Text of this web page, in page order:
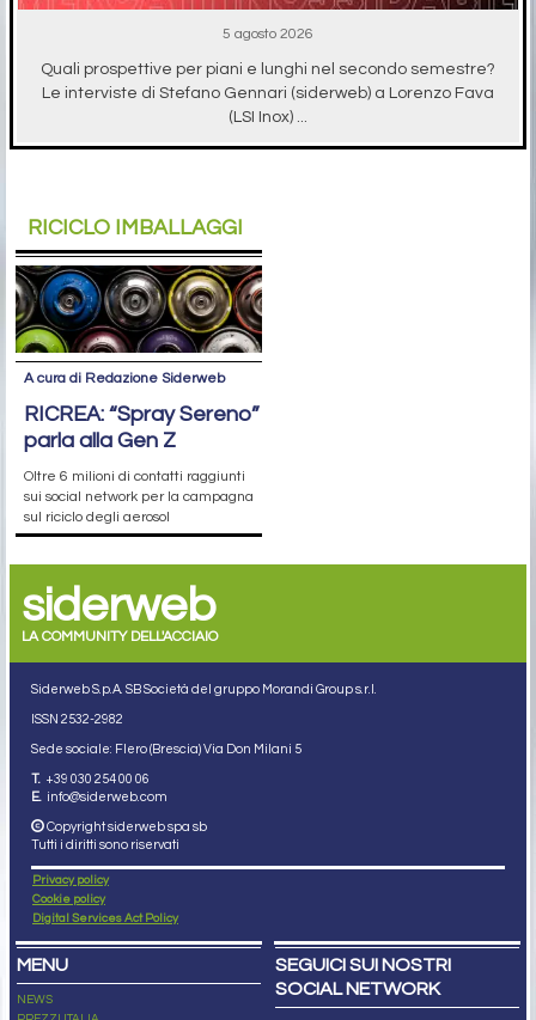
5 agosto 2026
Quali prospettive per piani e lunghi nel secondo semestre?
Le interviste di Stefano Gennari (siderweb) a Lorenzo Fava
(LSI Inox) ...
RICICLO IMBALLAGGI
A cura di Redazione Siderweb
RICREA: “Spray Sereno”
parla alla Gen Z
Oltre 6 milioni di contatti raggiunti
sui social network per la campagna
sul riciclo degli aerosol
siderweb
LA COMMUNITY DELL'ACCIAIO
Siderweb S.p.A. SB Società del gruppo Morandi Group s.r.l.
ISSN 2532-2982
Sede sociale: Flero (Brescia) Via Don Milani 5
T. +39 030 254 00 06
E. info@siderweb.com
Copyright siderweb spa sb
Tutti i diritti sono riservati
Privacy policy
Cookie policy
Digital Services Act Policy
MENU
NEWS
SEGUICI SUI NOSTRI
SOCIAL NETWORK